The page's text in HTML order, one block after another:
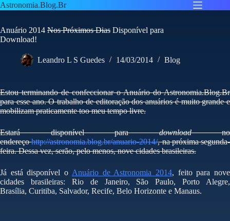
Pular
para
conteúdo
Astronomia.Blog.Br
Anuário 2014 Nos Próximos Dias Disponível para
Download!
Leandro L S Guedes 14/03/2014 Blog
Estou terminando de confeccionar o Anuário do Astronomia.Blog.Br
para esse ano. O trabalho de editoração dos anuários é muito grande e
mobilizam praticamente too meu tempo livre.
Estará disponível paradownloadno
endereçohttp://astronomia.blog.br/anuario-2014/, na próxima segunda-
feira. Dessa vez, serão, pelo menos, nove cidades brasileiras.
Já está disponível o Anuário de Astronomia 2014, feito para nove
cidades brasileiras: Rio de Janeiro, São Paulo, Porto Alegre,
Brasília, Curitiba, Salvador, Recife, Belo Horizonte e Manaus.